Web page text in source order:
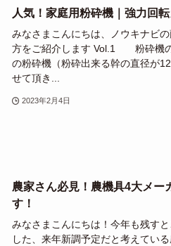
人気！家庭用粉砕機｜強力回
みなさまこんにちは、ノウキナビ
方をご紹介します Vol.1 粉砕機の
の粉砕機（粉砕出来る幹の直径が
せて頂き...
2023年2月4日
農家さん必見！農機具4大メー
す！
みなさまこんにちは！今年も残す
した、来年新調予定だと考えてい